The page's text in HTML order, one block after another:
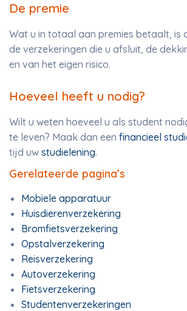
De premie
Wat u in totaal aan premies betaalt, is
de verzekeringen die u afsluit, de
en van het eigen risico.
Hoeveel heeft u nodig?
Wilt u weten hoeveel u als student
te leven? Maak dan een financieel
tijd uw studielening.
Gerelateerde pagina’s
Mobiele apparatuur
Huisdierenverzekering
Bromfietsverzekering
Opstalverzekering
Reisverzekering
Autoverzekering
Fietsverzekering
Studentenverzekeringen